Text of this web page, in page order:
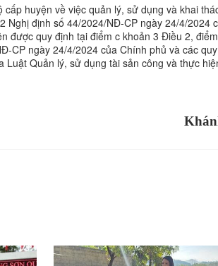
huyện về việc quản lý, sử dụng và khai
định số 44/2024/NĐ-CP ngày 24/4/2024
được quy định tại điểm c khoản 3 Điều 2,
CP ngày 24/4/2024 của Chính phủ và các
Luật Quản lý, sử dụng tài sản công và thực